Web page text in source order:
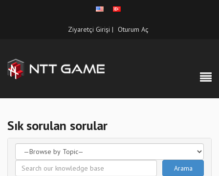
Ziyaretçi Girişi | Oturum Aç
Sık sorulan sorular